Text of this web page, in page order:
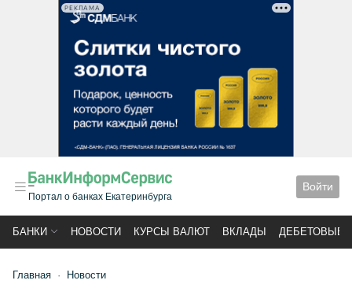
РЕКЛАМА
Портал о банках Екатеринбурга
Войти
БАНКИ НОВОСТИ КУРСЫ ВАЛЮТ ВКЛАДЫ ДЕБЕТОВЫЕ
Главная Новости